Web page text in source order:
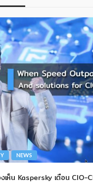
NEWS
งเห็น Kaspersky เตือน CIO-